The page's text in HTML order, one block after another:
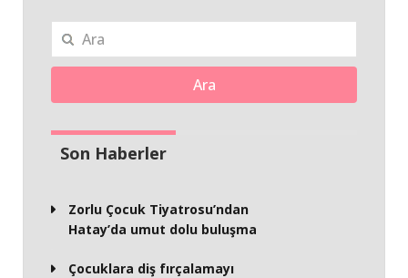
Ara
Son Haberler
Zorlu Çocuk Tiyatrosu’ndan
Hatay’da umut dolu buluşma
Çocuklara diş fırçalamayı